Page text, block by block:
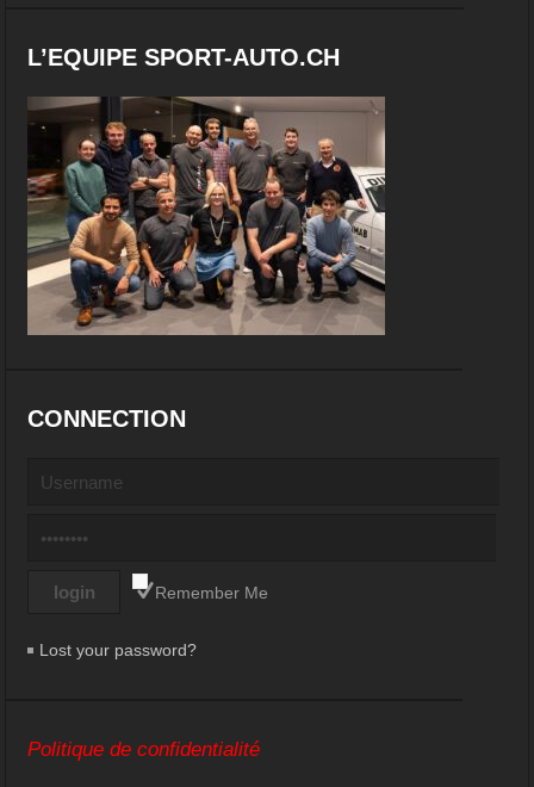
L’EQUIPE SPORT-AUTO.CH
CONNECTION
Remember Me
Lost your password?
Politique de confidentialité